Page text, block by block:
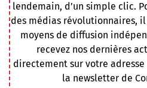
lendemain, d’un simple clic.
des médias révolutionnaires,
moyens de diffusion
recevez nos dernières
directement sur votre
la newsletter de